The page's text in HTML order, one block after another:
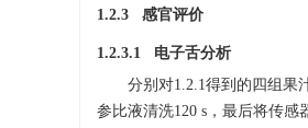
1.2.3 感官评价
1.2.3.1 电子舌分析
分别对1.2.1得到的四组果
参比液清洗120 s，最后将传感